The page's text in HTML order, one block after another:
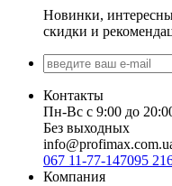
Новинки,
скидки и
Контакты
Пн-Вс с 9:00 до
Без выходных
067 11-77-147095
Компания